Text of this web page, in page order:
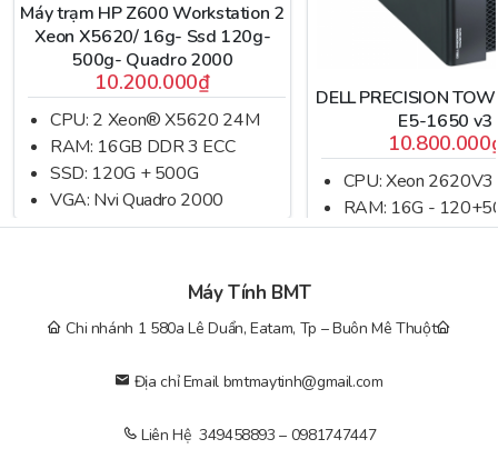
Cổng giao tiếp
2 x USB 2.0
1 x Microphone jack
1 x Headphone jack
Sau:
2 x USB 3.1 Gen 1
2 x USB 2.0
1 x VGA Port
Máy trạm HP Z600 Workstation 2
Xeon X5620/ 16g- Ssd 120g-
500g- Quadro 2000
10.200.000₫
CPU: 2 Xeon® X5620 24M
RAM: 16GB DDR 3 ECC
SSD: 120G + 500G
VGA: Nvi Quadro 2000
DELL PRECISION
E5-1650 v3
CPU: Xeon 2620V3
RAM: 16G -
VGA: Quadro K620
Máy Tính BMT
Chi nhánh 1 580a Lê Duẩn, Eatam, Tp – Buôn Mê Thuột
Địa chỉ Email bmtmaytinh@gmail.com
Liên Hệ 349458893 – 0981747447